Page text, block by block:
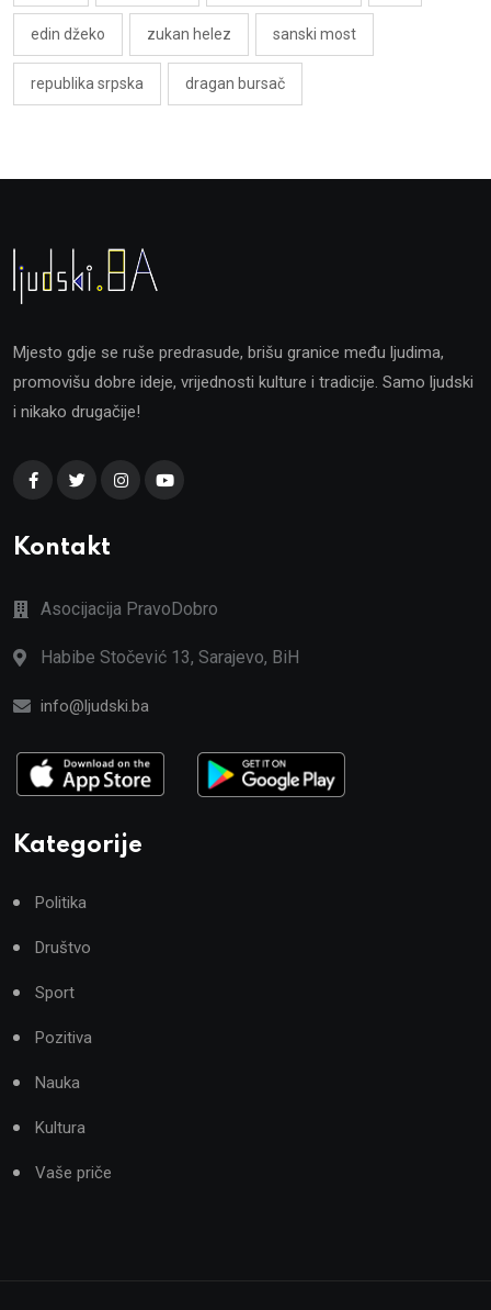
edin džeko zukan helez sanski most
republika srpska dragan bursač
Mjesto gdje se ruše predrasude, brišu granice među ljudima,
promovišu dobre ideje, vrijednosti kulture i tradicije. Samo ljudski
i nikako drugačije!
Kontakt
Asocijacija PravoDobro
Habibe Stočević 13, Sarajevo, BiH
info@ljudski.ba
Kategorije
Politika
Društvo
Sport
Pozitiva
Nauka
Kultura
Vaše priče